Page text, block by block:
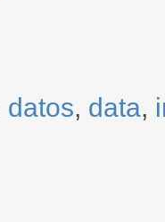
datos, data,